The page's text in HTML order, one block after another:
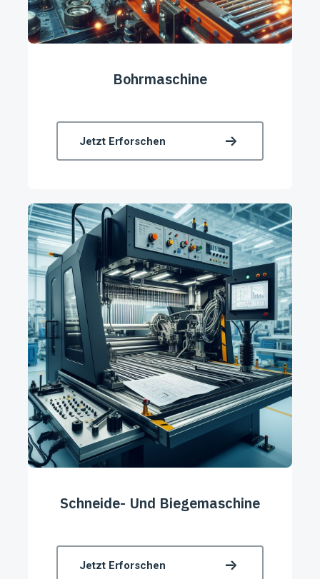
Bohrmaschine
Jetzt Erforschen
Schneide- Und Biegemaschine
Jetzt Erforschen